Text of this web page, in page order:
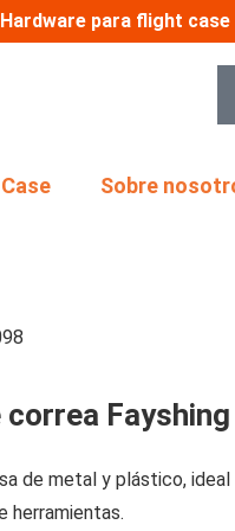
para flight case
Sobre
correa
de metal y plástico,
herramientas.